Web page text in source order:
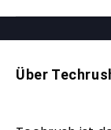
Über